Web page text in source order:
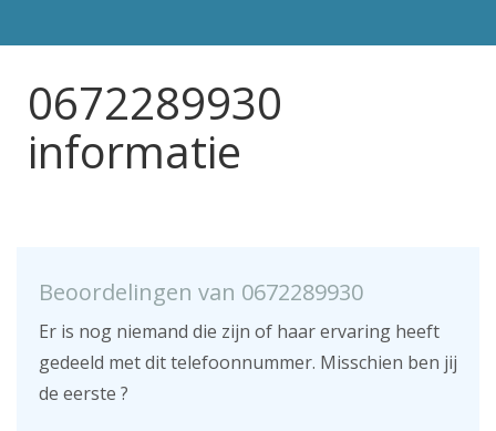
0672289930
informatie
Beoordelingen van 0672289930
Er is nog niemand die zijn of haar ervaring heeft
gedeeld met dit telefoonnummer. Misschien ben jij
de eerste ?